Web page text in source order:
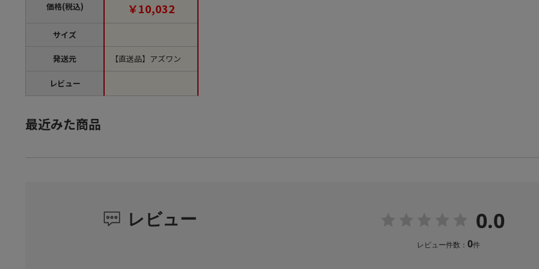
価格(税込)
サイズ
発送元
レビュー
(ご注文単位1箱)【直送
￥10,032
【直送品】アズワン
最近みた商品
レビュー 0.0
レビュー件数： 0件